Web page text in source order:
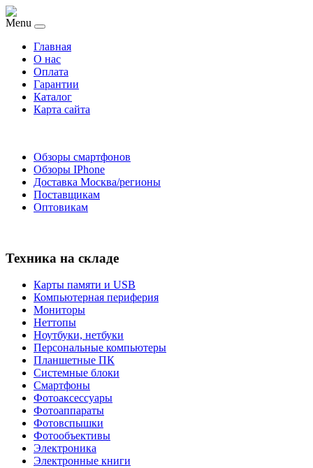
Menu
Главная
O нас
Оплата
Гарантии
Каталог
Карта сайта
Обзоры смартфонов
Обзоры IPhone
Доставка Москва/регионы
Поставщикам
Оптовикам
Техника на складе
Карты памяти и USB
Компьютерная периферия
Мониторы
Неттопы
Ноутбуки, нетбуки
Персональные компьютеры
Планшетные ПК
Системные блоки
Смартфоны
Фотоаксессуары
Фотоаппараты
Фотовспышки
Фотообъективы
Электроника
Электронные книги